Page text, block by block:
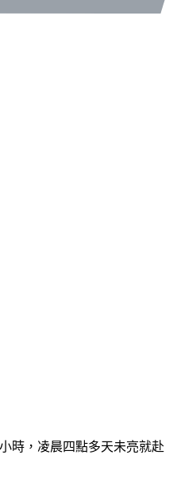
時，凌晨四點多天未亮就赴